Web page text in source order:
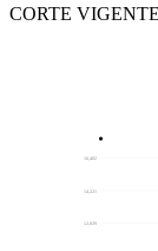
CORTE
12,039
14,221
16,402